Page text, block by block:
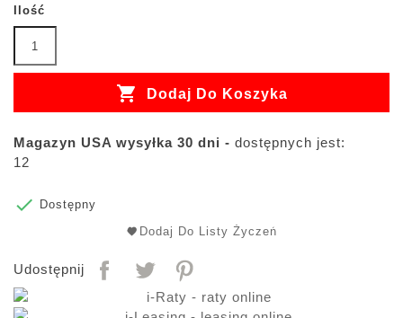
Ilość
 Dodaj Do Koszyka
Magazyn USA wysyłka 30 dni - dostępnych jest:
12

Dostępny
Dodaj Do Listy Życzeń
Udostępnij